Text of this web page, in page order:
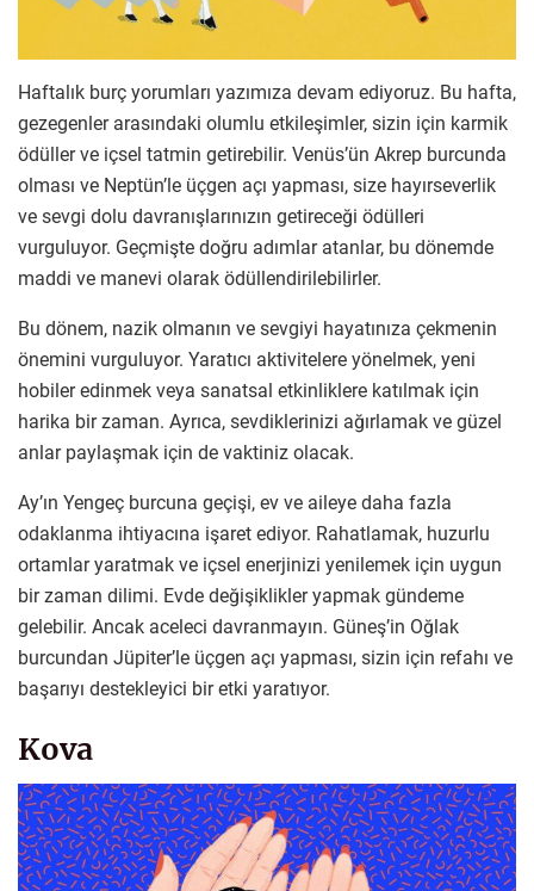
Haftalık burç yorumları yazımıza devam ediyoruz. Bu hafta,
gezegenler arasındaki olumlu etkileşimler, sizin için karmik
ödüller ve içsel tatmin getirebilir. Venüs’ün Akrep burcunda
olması ve Neptün’le üçgen açı yapması, size hayırseverlik
ve sevgi dolu davranışlarınızın getireceği ödülleri
vurguluyor. Geçmişte doğru adımlar atanlar, bu dönemde
maddi ve manevi olarak ödüllendirilebilirler.
Bu dönem, nazik olmanın ve sevgiyi hayatınıza çekmenin
önemini vurguluyor. Yaratıcı aktivitelere yönelmek, yeni
hobiler edinmek veya sanatsal etkinliklere katılmak için
harika bir zaman. Ayrıca, sevdiklerinizi ağırlamak ve güzel
anlar paylaşmak için de vaktiniz olacak.
Ay’ın Yengeç burcuna geçişi, ev ve aileye daha fazla
odaklanma ihtiyacına işaret ediyor. Rahatlamak, huzurlu
ortamlar yaratmak ve içsel enerjinizi yenilemek için uygun
bir zaman dilimi. Evde değişiklikler yapmak gündeme
gelebilir. Ancak aceleci davranmayın. Güneş’in Oğlak
burcundan Jüpiter’le üçgen açı yapması, sizin için refahı ve
başarıyı destekleyici bir etki yaratıyor.
Kova